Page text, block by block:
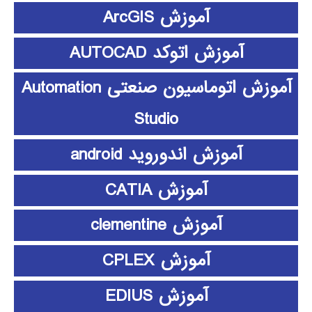
آموزش ArcGIS
آموزش اتوکد AUTOCAD
آموزش اتوماسیون صنعتی Automation
Studio
آموزش اندوروید android
آموزش CATIA
آموزش clementine
آموزش CPLEX
آموزش EDIUS